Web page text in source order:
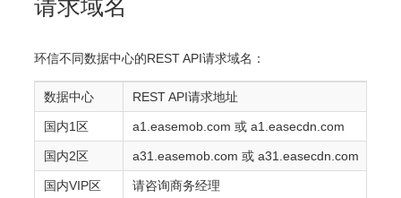
请求域名
环信不同数据中心的REST API请求域名：
数据中心 REST API请求地址
国内1区 a1.easemob.com 或 a1.easecdn.com
国内2区 a31.easemob.com 或 a31.easecdn.com
国内VIP区 请咨询商务经理